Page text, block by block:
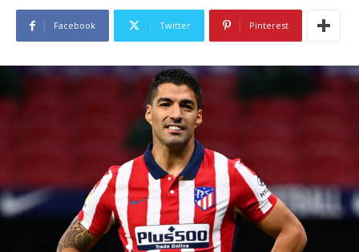
Facebook Twitter Pinterest